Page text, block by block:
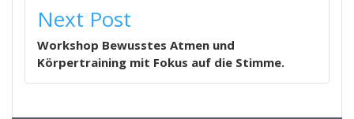
Next Post
Workshop Bewusstes Atmen und
Körpertraining mit Fokus auf die Stimme.